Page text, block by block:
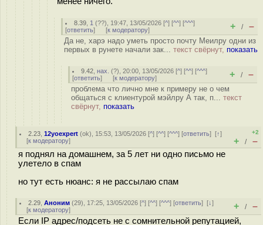
8.39 1 (??), 19:47, 13/05/2026 [^] [^^] [^^^]
[ответить] [к модератору] + / –
Да не, харэ надо уметь просто почту Меилру одни из
первых в рунете начали зак... текст свёрнут, показать
9.42 ,нах. (?), 20:00, 13/05/2026 [^] [^^] [^^^]
[ответить] [к модератору] + / –
проблема что лично мне к примеру не о чем
общаться с клиентурой мэйлру А так, п... текст
свёрнут, показать
2.23 ,12yoexpert (ok), 15:53, 13/05/2026 [^] [^^] [^^^] [ответить][↑]
[к модератору]
+2
+ / –
я поднял на домашнем, за 5 лет ни одно письмо не
улетело в спам
но тут есть нюанс: я не рассылаю спам
2.29 ,Аноним (29), 17:25, 13/05/2026 [^] [^^] [^^^] [ответить][↓]
[к модератору] + / –
Если IP адрес/подсеть не с сомнительной репутацией,